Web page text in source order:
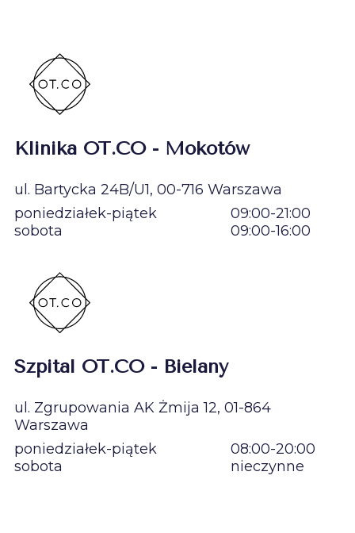
Klinika OT.CO - Mokotów
ul. Bartycka 24B/U1, 00-716 Warszawa
poniedziałek-piątek
09:00-21:00
sobota
09:00-16:00
Szpital OT.CO - Bielany
ul. Zgrupowania AK Żmija 12, 01-864
Warszawa
poniedziałek-piątek
08:00-20:00
sobota
nieczynne